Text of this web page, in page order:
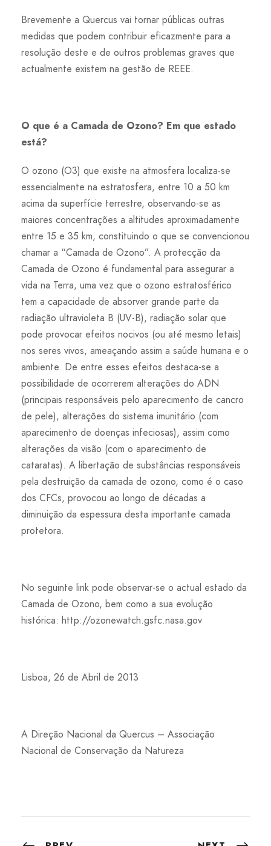
Brevemente a Quercus vai tornar públicas outras
medidas que podem contribuir eficazmente para a
resolução deste e de outros problemas graves que
actualmente existem na gestão de REEE.
O que é a Camada de Ozono? Em que estado
está?
O ozono (O3) que existe na atmosfera localiza-se
essencialmente na estratosfera, entre 10 a 50 km
acima da superfície terrestre, observando-se as
maiores concentrações a altitudes aproximadamente
entre 15 e 35 km, constituindo o que se convencionou
chamar a “Camada de Ozono”. A protecção da
Camada de Ozono é fundamental para assegurar a
vida na Terra, uma vez que o ozono estratosférico
tem a capacidade de absorver grande parte da
radiação ultravioleta B (UV-B), radiação solar que
pode provocar efeitos nocivos (ou até mesmo letais)
nos seres vivos, ameaçando assim a saúde humana e o
ambiente. De entre esses efeitos destaca-se a
possibilidade de ocorrerem alterações do ADN
(principais responsáveis pelo aparecimento de cancro
de pele), alterações do sistema imunitário (com
aparecimento de doenças infeciosas), assim como
alterações da visão (com o aparecimento de
cataratas). A libertação de substâncias responsáveis
pela destruição da camada de ozono, como é o caso
dos CFCs, provocou ao longo de décadas a
diminuição da espessura desta importante camada
protetora.
No seguinte link pode observar-se o actual estado da
Camada de Ozono, bem como a sua evolução
histórica: http://ozonewatch.gsfc.nasa.gov
Lisboa, 26 de Abril de 2013
A Direção Nacional da Quercus – Associação
Nacional de Conservação da Natureza